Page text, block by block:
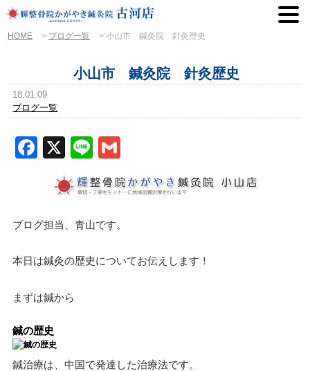
HOME > ブログ一覧 >小山市 鍼灸院 針灸歴史
小山市 鍼灸院 針灸歴史
18.01.09
ブログ一覧
Facebook
X Line
ブログ担当、青山です。
本日は鍼灸の歴史についてお伝えします！
まずは鍼から
鍼の歴史
鍼治療は、中国で発達した治療法です。